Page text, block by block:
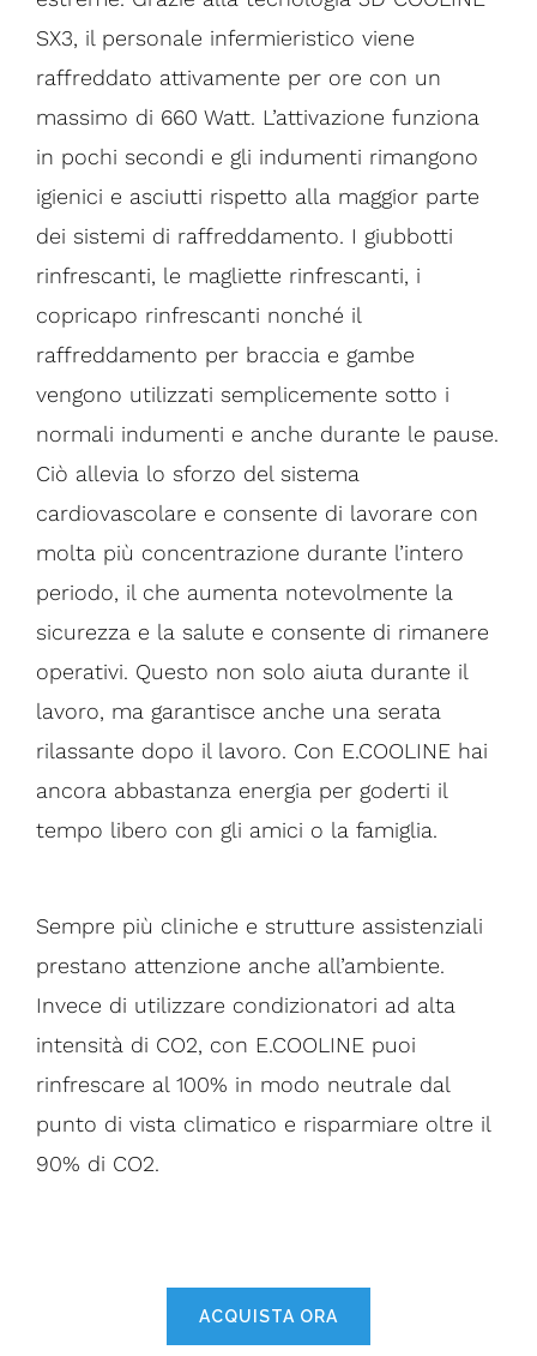
SX3, il personale infermieristico viene
raffreddato attivamente per ore con un
massimo di 660 Watt. L’attivazione funziona
in pochi secondi e gli indumenti rimangono
igienici e asciutti rispetto alla maggior parte
dei sistemi di raffreddamento. I giubbotti
rinfrescanti, le magliette rinfrescanti, i
copricapo rinfrescanti nonché il
raffreddamento per braccia e gambe
vengono utilizzati semplicemente sotto i
normali indumenti e anche durante le pause.
Ciò allevia lo sforzo del sistema
cardiovascolare e consente di lavorare con
molta più concentrazione durante l’intero
periodo, il che aumenta notevolmente la
sicurezza e la salute e consente di rimanere
operativi. Questo non solo aiuta durante il
lavoro, ma garantisce anche una serata
rilassante dopo il lavoro. Con E.COOLINE hai
ancora abbastanza energia per goderti il ​​
tempo libero con gli amici o la famiglia.
Sempre più cliniche e strutture assistenziali
prestano attenzione anche all’ambiente.
Invece di utilizzare condizionatori ad alta
intensità di CO2, con E.COOLINE puoi
rinfrescare al 100% in modo neutrale dal
punto di vista climatico e risparmiare oltre il
90% di CO2.
ACQUISTA ORA